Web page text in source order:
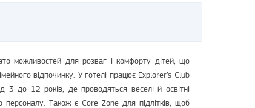
можливостей для розваг і комфорту дітей, що
відпочинку. У готелі працює Explorer’s Club
до 12 років, де проводяться веселі й освітні
персоналу. Також є Core Zone для підлітків, щоб